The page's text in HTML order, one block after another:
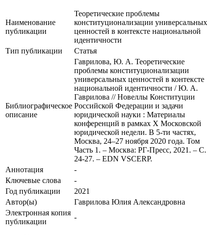
Наименование
публикации
Теоретические проблемы
конституционализации универсальных
ценностей в контексте национальной
идентичности
Тип публикации
Статья
Библиографическое
описание
Гаврилова, Ю. А. Теоретические
проблемы конституционализации
универсальных ценностей в контексте
национальной идентичности / Ю. А.
Гаврилова // Новеллы Конституции
Российской Федерации и задачи
юридической науки : Материалы
конференций в рамках X Московской
юридической недели. В 5-ти частях,
Москва, 24–27 ноября 2020 года. Том
Часть 1. – Москва: РГ-Пресс, 2021. – С.
24-27. – EDN VSCERP.
Аннотация
-
Ключевые cлова
-
Год публикации
2021
Автор(ы)
Гаврилова Юлия Александровна
Электронная копия
публикации
-